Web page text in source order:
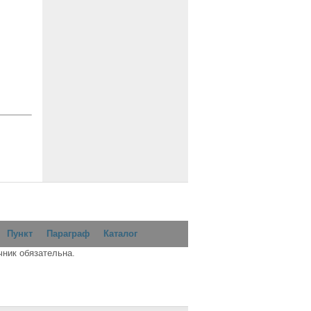
Пункт Параграф
Каталог
обязательна.